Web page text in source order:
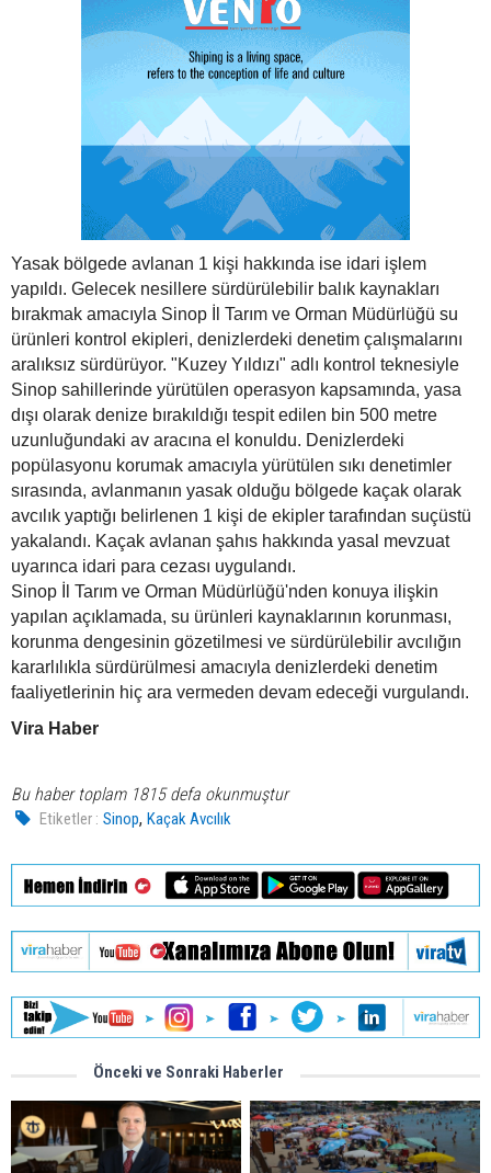
Yasak bölgede avlanan 1 kişi hakkında ise idari işlem
yapıldı. Gelecek nesillere sürdürülebilir balık kaynakları
bırakmak amacıyla Sinop İl Tarım ve Orman Müdürlüğü su
ürünleri kontrol ekipleri, denizlerdeki denetim çalışmalarını
aralıksız sürdürüyor. "Kuzey Yıldızı" adlı kontrol teknesiyle
Sinop sahillerinde yürütülen operasyon kapsamında, yasa
dışı olarak denize bırakıldığı tespit edilen bin 500 metre
uzunluğundaki av aracına el konuldu. Denizlerdeki
popülasyonu korumak amacıyla yürütülen sıkı denetimler
sırasında, avlanmanın yasak olduğu bölgede kaçak olarak
avcılık yaptığı belirlenen 1 kişi de ekipler tarafından suçüstü
yakalandı. Kaçak avlanan şahıs hakkında yasal mevzuat
uyarınca idari para cezası uygulandı.
Sinop İl Tarım ve Orman Müdürlüğü'nden konuya ilişkin
yapılan açıklamada, su ürünleri kaynaklarının korunması,
korunma dengesinin gözetilmesi ve sürdürülebilir avcılığın
kararlılıkla sürdürülmesi amacıyla denizlerdeki denetim
faaliyetlerinin hiç ara vermeden devam edeceği vurgulandı.
Vira Haber
Bu haber toplam 1815 defa okunmuştur
Etiketler : Sinop,Kaçak Avcılık
Önceki ve Sonraki Haberler